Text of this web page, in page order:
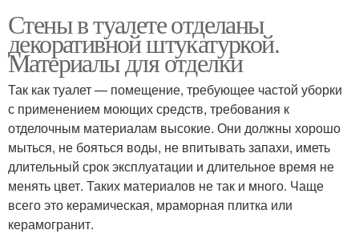
Стены в туалете отделаны
декоративной штукатуркой.
Материалы для отделки
Так как туалет — помещение, требующее частой уборки
с применением моющих средств, требования к
отделочным материалам высокие. Они должны хорошо
мыться, не бояться воды, не впитывать запахи, иметь
длительный срок эксплуатации и длительное время не
менять цвет. Таких материалов не так и много. Чаще
всего это керамическая, мраморная плитка или
керамогранит.